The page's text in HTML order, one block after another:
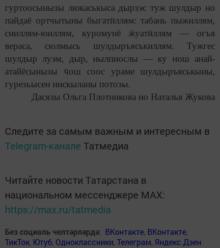
гуртоосынызы люкаськыса дырзэс туж шулдыр но
пайдаё ортчытыны быгатӥллям: табань пыжиллям,
сииллям-юиллям, куромунё ӝуатӥллям — огъя
вераса, сюлмысь шулдыръяськиллям. Тужгес
шулдыр луэм, дыр, нылпиослы — ку нош анай-
атайёсынызы ӵош соос ураме шулдыръяськыны,
гурезьысен нискыланы потозы.
Дасязы Ольга Плотникова но Наталья Жукова
Следите за самым важным и интересным в
Telegram-канале Татмедиа
Читайте новости Татарстана в
национальном мессенджере MАХ:
https://max.ru/tatmedia
Без социаль челтәрләрдә: ВКонтакте, ВКонтакте,
ТикТок, Ютуб, Одноклассники,Телеграм, Яндекс.Дзен